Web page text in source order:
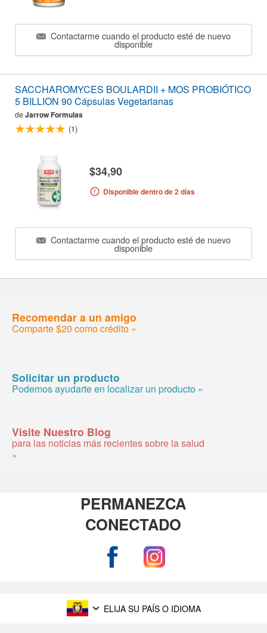
Contactarme cuando el producto esté de nuevo
disponible
SACCHAROMYCES BOULARDII + MOS PROBIÓTICO
5 BILLION 90 Cápsulas Vegetarianas
de Jarrow Formulas
(1)
$34,90
Disponible dentro de 2 días
Contactarme cuando el producto esté de nuevo
disponible
Recomendar a un amigo
Comparte $20 como crédito »
Solicitar un producto
Podemos ayudarte en localizar un producto »
Visite Nuestro Blog
para las noticias más recientes sobre la salud
»
PERMANEZCA
CONECTADO
ELIJA SU PAÍS O IDIOMA